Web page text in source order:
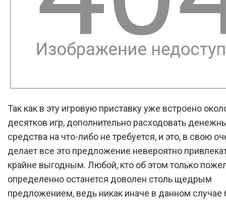
Так как в эту игровую приставку уже встроено
десятков игр, дополнительно расходовать
средства на что-либо не требуется, и это, в свою
делает все это предложение невероятно
крайне выгодным. Любой, кто об этом только
определенно останется доволен столь щедрым
предложением, ведь никак иначе в данном